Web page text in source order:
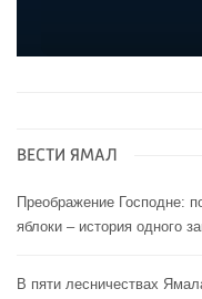
ВЕСТИ ЯМАЛ
Преображение Господне:
яблоки – история одного
В пяти лесничествах